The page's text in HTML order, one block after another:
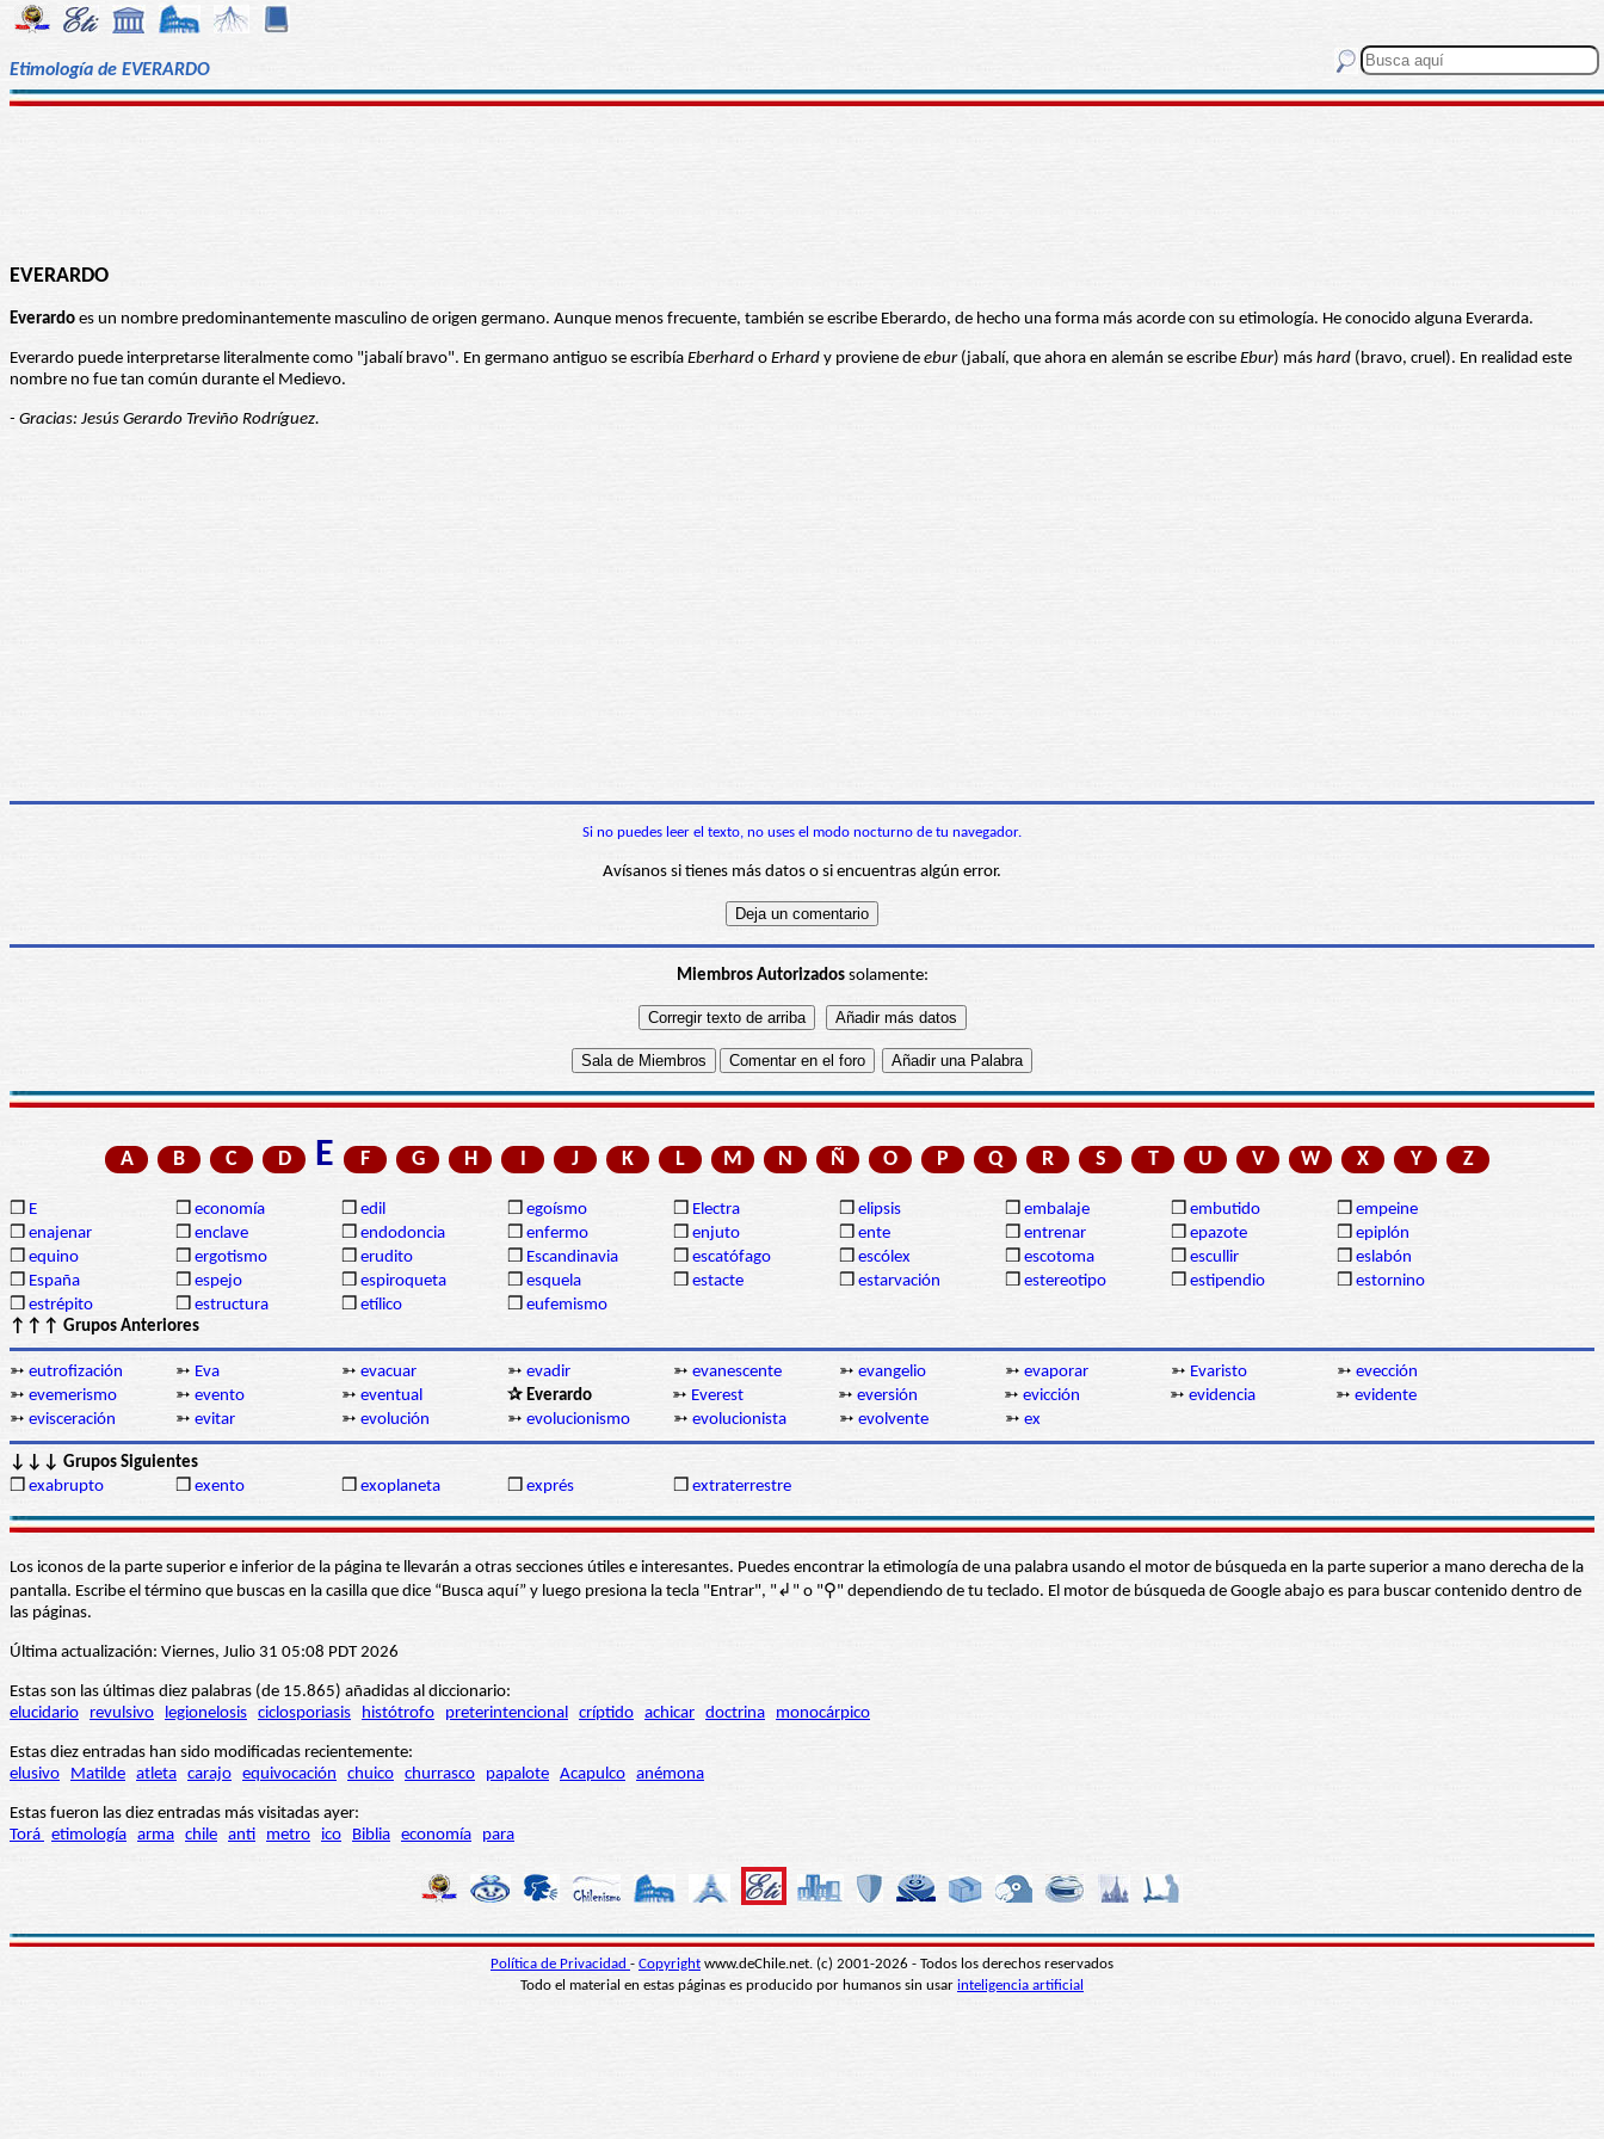
Etimología de EVERARDO
EVERARDO
Everardo es un nombre predominantemente masculino de origen germano. Aunque menos frecuente, también se escribe Eberardo, de hecho una forma más acorde con su etimología. He conocido alguna Everarda.
Everardo puede interpretarse literalmente como "jabalí bravo". En germano antiguo se escribía Eberhard o Erhard y proviene de ebur(jabalí, que ahora en alemán se escribe Ebur) más hard (bravo, cruel). En realidad este
nombre no fue tan común durante el Medievo.
- Gracias: Jesús Gerardo Treviño Rodríguez.
Si no puedes leer el texto, no uses el modo nocturno de tu navegador.
Avísanos si tienes más datos o si encuentras algún error.
Miembros Autorizadossolamente:
A B C D E F G H I J K L M N Ñ O P Q R S T U V W X Y Z
❒ E ❒ economía ❒ edil ❒ egoísmo ❒ Electra ❒ elipsis ❒ embalaje ❒ embutido ❒ empeine
❒ enajenar ❒ enclave ❒ endodoncia ❒ enfermo ❒ enjuto ❒ ente ❒ entrenar ❒ epazote ❒ epiplón
❒ equino ❒ ergotismo ❒ erudito ❒ Escandinavia ❒ escatófago ❒ escólex ❒ escotoma ❒ escullir ❒ eslabón
❒ España ❒ espejo ❒ espiroqueta ❒ esquela ❒ estacte ❒ estarvación ❒ estereotipo ❒ estipendio ❒ estornino
❒ estrépito ❒ estructura ❒ etílico ❒ eufemismo
↑↑↑ Grupos Anteriores
➳ eutrofización ➳ Eva ➳ evacuar ➳ evadir ➳ evanescente ➳ evangelio ➳ evaporar ➳ Evaristo ➳ evección
➳ evemerismo ➳ evento ➳ eventual ✰ Everardo ➳ Everest ➳ eversión ➳ evicción ➳ evidencia ➳ evidente
➳ evisceración ➳ evitar ➳ evolución ➳ evolucionismo ➳ evolucionista ➳ evolvente ➳ ex
↓↓↓ Grupos Siguientes
❒ exabrupto ❒ exento ❒ exoplaneta ❒ exprés ❒ extraterrestre
Los iconos de la parte superior e inferior de la página te llevarán a otras secciones útiles e interesantes. Puedes encontrar la etimología de una palabra usando el motor de búsqueda en la parte superior a mano derecha de la
pantalla. Escribe el término que buscas en la casilla que dice “Busca aquí” y luego presiona la tecla "Entrar", "↲" o "⚲" dependiendo de tu teclado. El motor de búsqueda de Google abajo es para buscar contenido dentro de
las páginas.
Última actualización: Viernes, Julio 31 05:08 PDT 2026
Estas son las últimas diez palabras (de 15.865) añadidas al diccionario:
elucidario
revulsivo legionelosis ciclosporiasis histótrofo preterintencional críptido achicar doctrina monocárpico
Estas diez entradas han sido modificadas recientemente:
elusivo
Matilde atleta carajo equivocación chuico churrasco papalote Acapulco anémona
Estas fueron las diez entradas más visitadas ayer:
Torá etimología arma chile anti metro ico Biblia economía para
Política de Privacidad - Copyright www.deChile.net. (c) 2001-2026 - Todos los derechos reservados
Todo el material en estas páginas es producido por humanos sin usar inteligencia artificial